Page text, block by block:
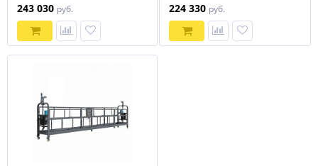
243 030 руб. 224 330 руб.